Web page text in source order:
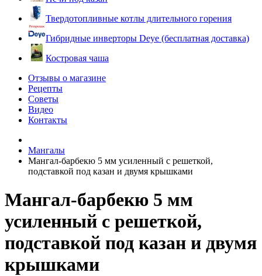
Твердотопливные котлы длительного горения
Гибридные инверторы Deye (бесплатная доставка)
Костровая чаша
Отзывы о магазине
Рецепты
Советы
Видео
Контакты
Мангалы
Мангал-барбекю 5 мм усиленный с решеткой,
подставкой под казан и двумя крышками
Мангал-барбекю 5 мм
усиленный с решеткой,
подставкой под казан и двумя
крышками